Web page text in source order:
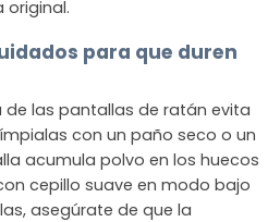
original.
para que duren
de las pantallas de ratán evita
con un paño seco o un
acumula polvo en los huecos
cepillo suave en modo bajo
asegúrate de que la